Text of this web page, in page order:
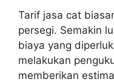
Tarif jasa cat
persegi. Semakin
biaya yang
melakukan
memberikan